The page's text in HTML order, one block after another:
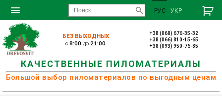
РУС УКР
БЕЗ ВЫХОДНЫХ
c8:00 до21:00
+38 (068) 676-35-32
+38 (066) 810-15-65
+38 (093) 950-76-85
КАЧЕСТВЕННЫЕ ПИЛОМАТЕРИАЛЫ
Большой выбор пиломатериалов по выгодным ценам